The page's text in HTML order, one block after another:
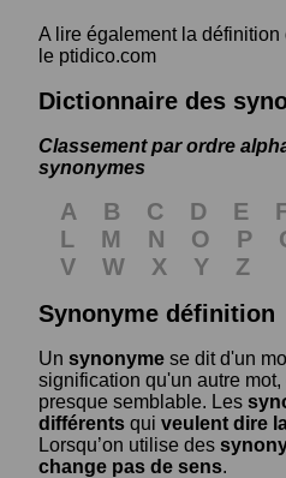
A lire également la définition
le ptidico.com
Dictionnaire des
Classement par ordre
synonymes
A B C D E
L
M N O P
V
W X Y
Z
Synonyme définition
Un synonyme se dit d'un
signification qu'un autre
presque semblable. Les
différents qui veulent dire
Lorsqu’on utilise des
change pas de sens.